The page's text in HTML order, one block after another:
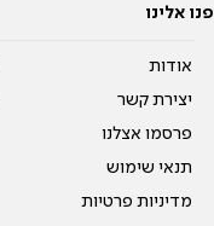
פנו אלינו
אודות
יצירת קשר
פרסמו אצלנו
תנאי שימוש
מדיניות פרטיות